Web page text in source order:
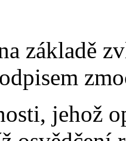
základě
jehož